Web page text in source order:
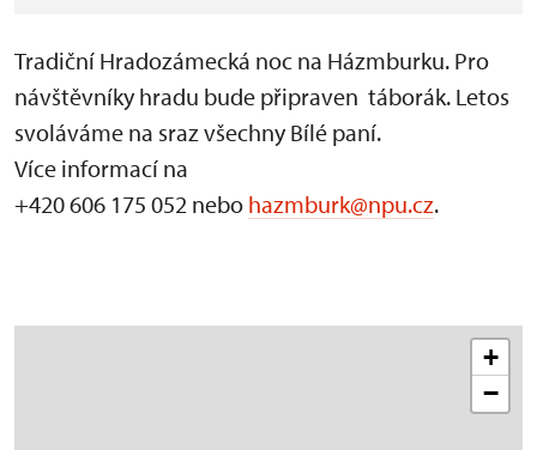
Tradiční Hradozámecká noc na Házmburku. Pro
návštěvníky hradu bude připraven táborák. Letos
svoláváme na sraz všechny Bílé paní.
Více informací na
+420 606 175 052 nebo hazmburk@npu.cz.
+
−